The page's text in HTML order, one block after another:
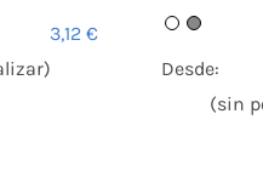
3,12€
Desde:
(sin